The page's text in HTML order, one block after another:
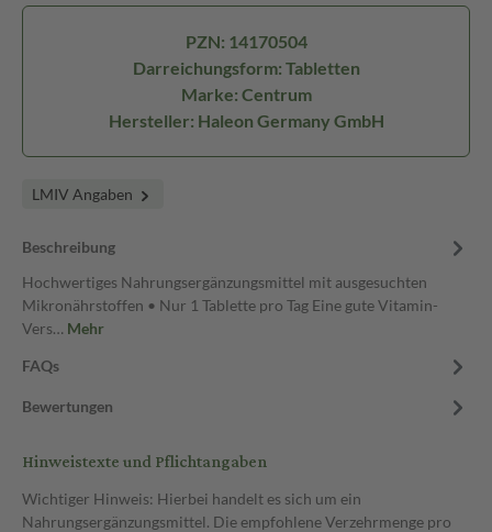
PZN: 14170504
Darreichungsform: Tabletten
Marke: Centrum
Hersteller: Haleon Germany GmbH
LMIV Angaben
Beschreibung
Hochwertiges Nahrungsergänzungsmittel mit ausgesuchten
Mikronährstoffen • Nur 1 Tablette pro Tag Eine gute Vitamin-
Vers… Mehr
FAQs
Bewertungen
Hinweistexte und Pflichtangaben
Wichtiger Hinweis: Hierbei handelt es sich um ein
Nahrungsergänzungsmittel. Die empfohlene Verzehrmenge pro